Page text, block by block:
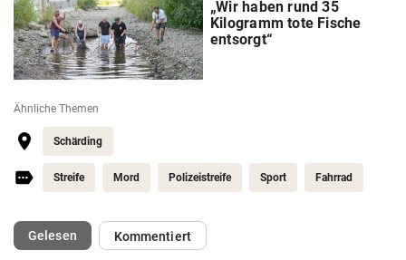
„Wir haben rund 35
Kilogramm tote Fische
entsorgt“
Ähnliche Themen
Schärding
Streife Mord Polizeistreife Sport Fahrrad
Gelesen(ausgewählt)Kommentiert